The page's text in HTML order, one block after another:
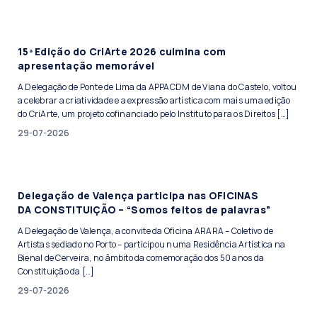
15ª Edição do CriArte 2026 culmina com
apresentação memorável
A Delegação de Ponte de Lima da APPACDM de Viana do Castelo, voltou
a celebrar a criatividade e a expressão artística com mais uma edição
do CriArte, um projeto cofinanciado pelo Instituto para os Direitos […]
29-07-2026
Delegação de Valença participa nas OFICINAS
DA CONSTITUIÇÃO – “Somos feitos de palavras”
A Delegação de Valença, a convite da Oficina ARARA – Coletivo de
Artistas sediado no Porto – participou numa Residência Artística na
Bienal de Cerveira, no âmbito da comemoração dos 50 anos da
Constituição da […]
29-07-2026